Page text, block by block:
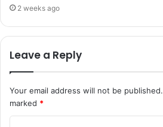
2 weeks ago
Leave a Reply
Your email address will not be published.
marked *